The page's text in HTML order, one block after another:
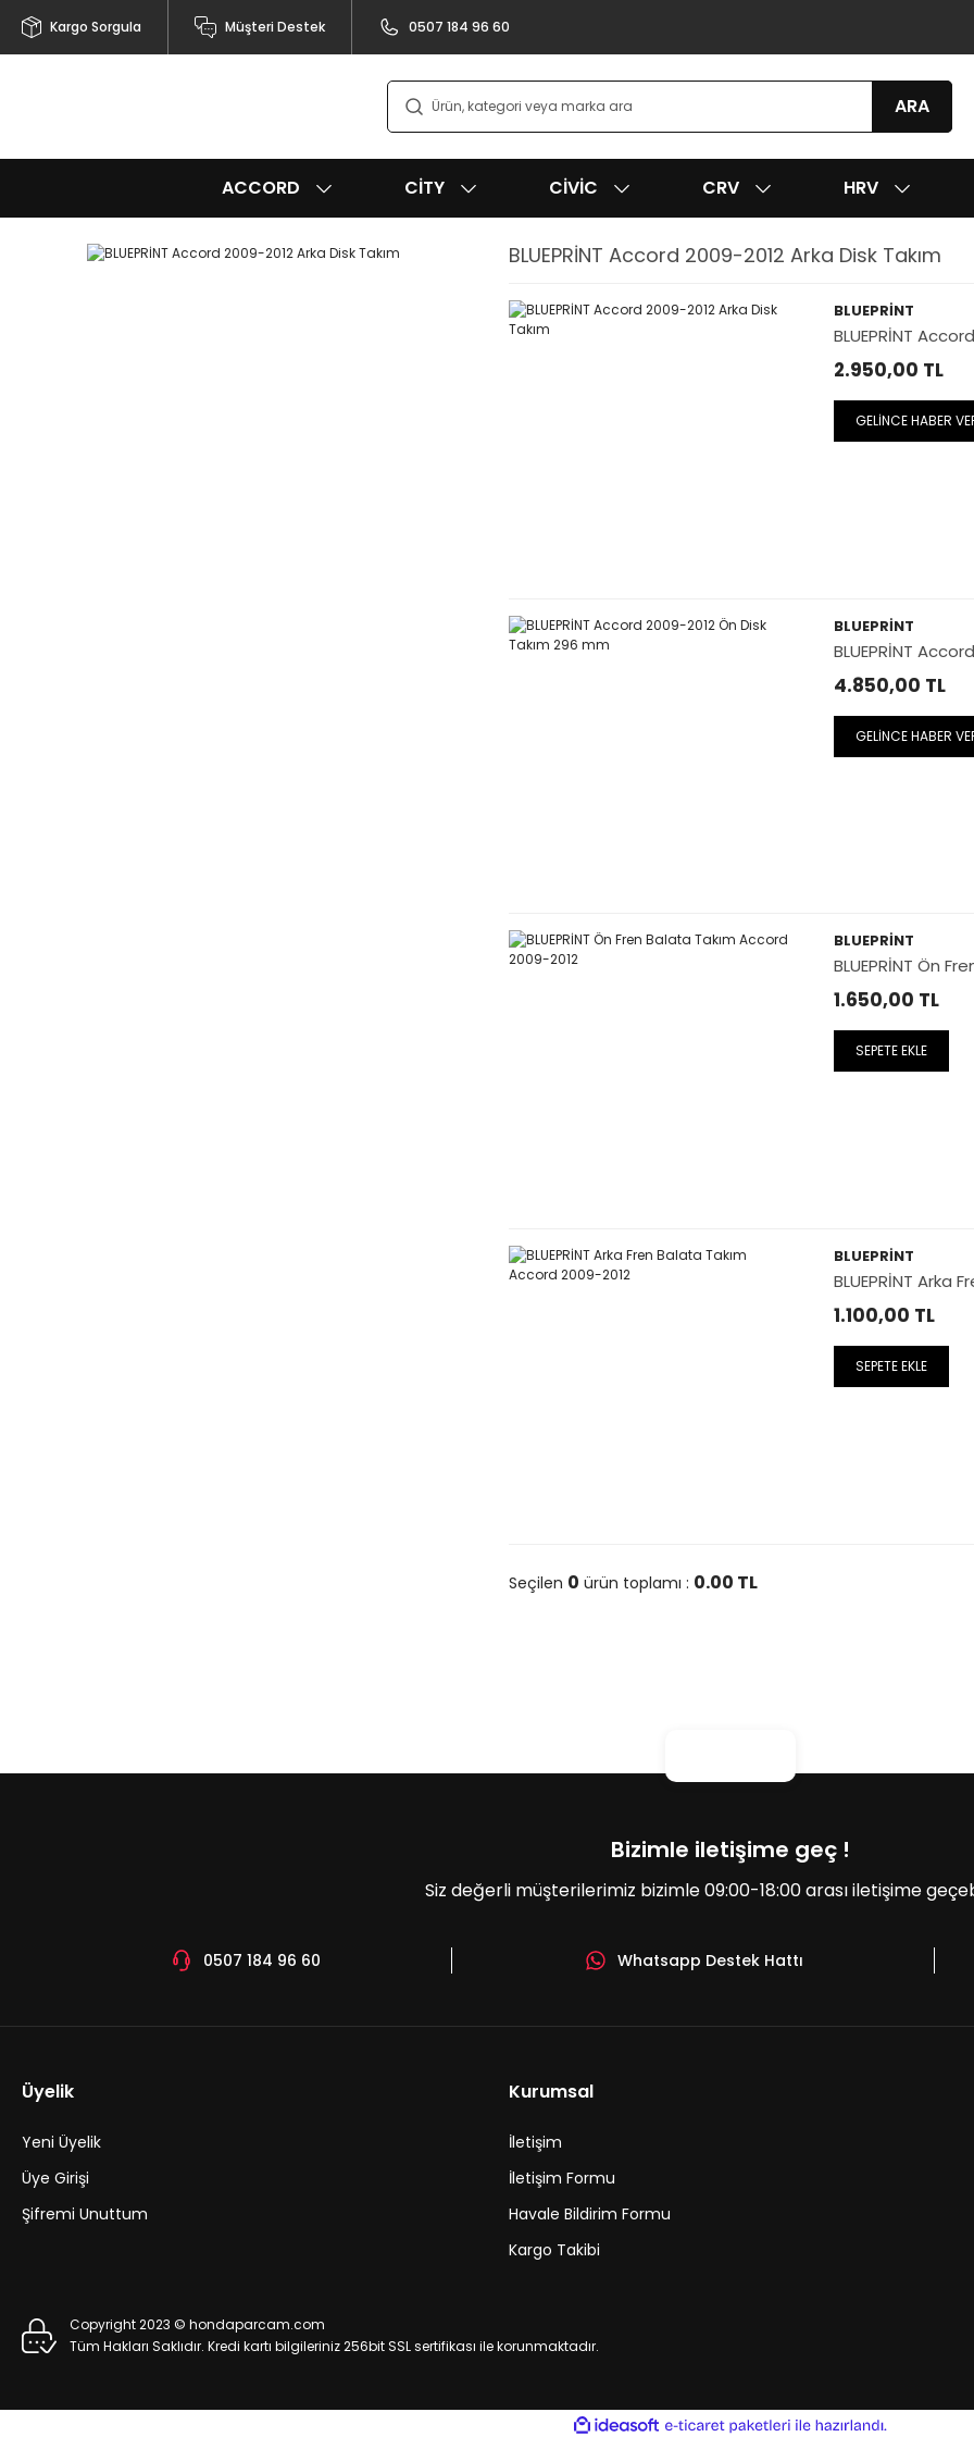
Kargo Sorgula Müşteri Destek 0507 184 96 60
ARA
ACCORD CITY CIVIC CRV HRV
BLUEPRİNT Accord 2009-2012 Arka Disk Takım
BLUEPRİNT
BLUEPRİNT
2.950,00 TL
GELİNCE HABER
BLUEPRİNT
BLUEPRİNT
4.850,00 TL
GELİNCE HABER
BLUEPRİNT
BLUEPRİNT Ön
1.650,00 TL
SEPETE EKLE
BLUEPRİNT
BLUEPRİNT Arka
1.100,00 TL
SEPETE EKLE
Seçilen 0 ürün toplamı : 0.00 TL
Bizimle iletişime geç !
Siz değerli müşterilerimiz bizimle 09:00-18:00 arası iletişime
0507 184 96 60 Whatsapp Destek Hattı
Üyelik
Yeni Üyelik
Üye Girişi
Şifremi Unuttum
Kurumsal
İletişim
İletişim Formu
Havale Bildirim Formu
Kargo Takibi
Copyright 2023 © hondaparcam.com
Tüm Hakları Saklıdır. Kredi kartı bilgileriniz 256bit SSL sertifikası ile korunmaktadır.
ideasoft e-